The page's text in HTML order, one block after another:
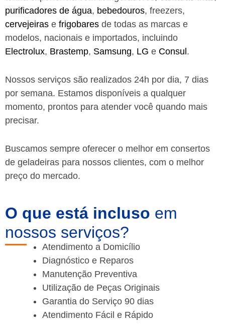
purificadores de água, bebedouros, freezers,
cervejeiras e frigobares de todas as marcas e
modelos, nacionais e importados, incluindo
Electrolux, Brastemp, Samsung, LG e Consul .
Nossos serviços são realizados 24h por dia, 7 dias
por semana. Estamos disponíveis a qualquer
momento, prontos para atender você quando mais
precisar.
Buscamos sempre oferecer o melhor em consertos
de geladeiras para nossos clientes, com o melhor
preço do mercado.
O que está incluso em
nossos serviços?
Atendimento a Domicílio
Diagnóstico e Reparos
Manutenção Preventiva
Utilização de Peças Originais
Garantia do Serviço 90 dias
Atendimento Fácil e Rápido